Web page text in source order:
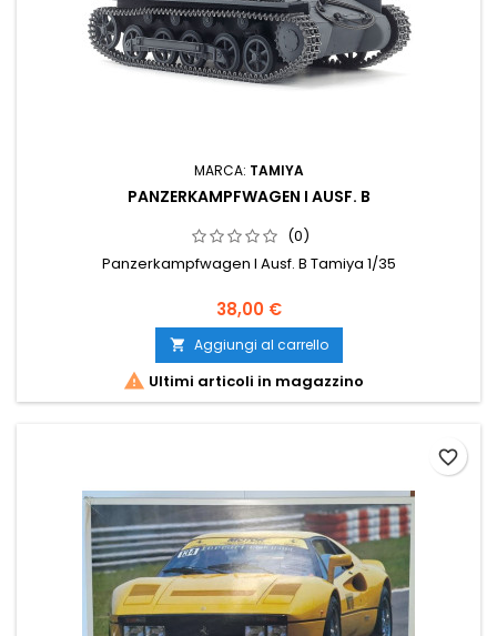
MARCA: TAMIYA
PANZERKAMPFWAGEN I AUSF. B
(0)
Panzerkampfwagen I Ausf. B Tamiya 1/35
38,00 €
 Aggiungi al carrello
 Ultimi articoli in magazzino
favorite_border